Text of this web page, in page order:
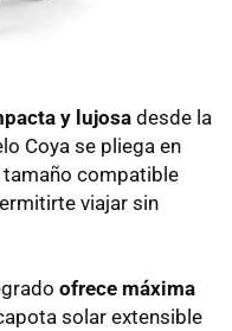
y lujosadesde la
Coya se pliega en
compatible
viajar sin
ofrece máxima
solar extensible